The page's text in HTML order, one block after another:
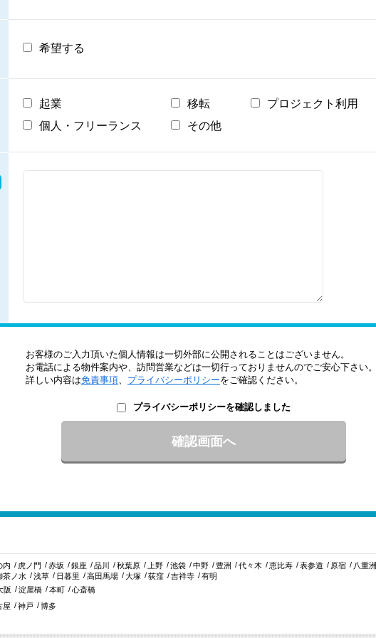
希望する
起業 移転 プロジェクト利用
個人・フリーランス
その他
お客様のご入力頂いた個人情報は一切外部に公開されることはございません。
お電話による物件案内や、訪問営業などは一切行っておりませんのでご安心下さい。
詳しい内容は免責事項、 プライバシーポリシーをご確認ください。
プライバシーポリシーを確認しました
内 虎ノ門 赤坂 銀座 品川 秋葉原 上野 池袋 中野 豊洲 代々木 恵比寿 表参道 原宿 八重洲
茶ノ水 浅草 日暮里 高田馬場 大塚 荻窪 吉祥寺
有明
阪 淀屋橋 本町
心斎橋
屋 神戸 博多